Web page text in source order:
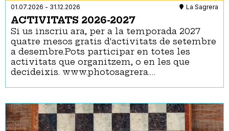
01.07.2026 - 31.12.2026 La Sagrera
ACTIVITATS 2026-2027
Si us inscriu ara, per a la temporada 2027
quatre mesos gratis d'activitats de setembre
a desembre.Pots participar en totes les
activitats que organitzem, o en les que
decideixis. www.photosagrera.…